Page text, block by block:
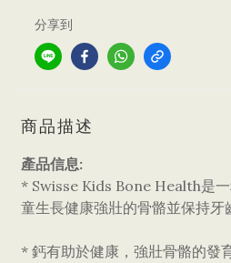
分享到
商品描述
產品信息:
* Swisse Kids Bone Health是
童生長健康強壯的骨骼並保持牙
* 鈣有助於健康，強壯骨骼的發